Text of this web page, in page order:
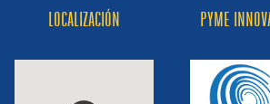
LOCALIZACIÓN PYME